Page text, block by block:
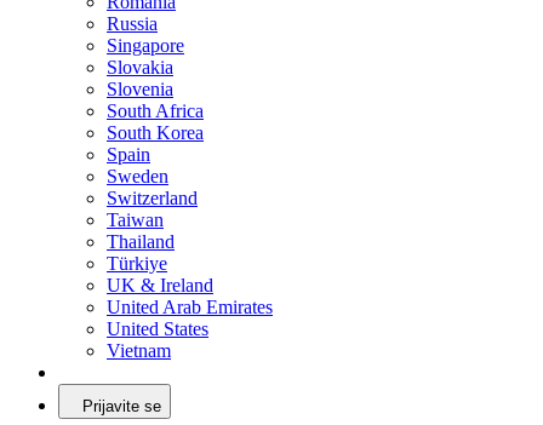
Russia
Singapore
Slovakia
Slovenia
South Africa
South Korea
Spain
Sweden
Switzerland
Taiwan
Thailand
Türkiye
UK & Ireland
United Arab Emirates
United States
Vietnam
Prijavite se